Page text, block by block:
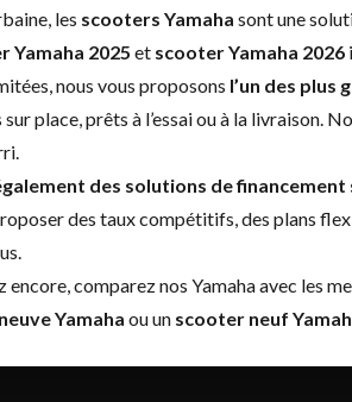
les scooters Yamaha sont une
Yamaha 2025 et scooter Yamaha 2026
nous vous proposons l’un des plus
place, prêts à l’essai ou à la livraison.
des solutions de financement
des taux compétitifs, des plans
encore, comparez nos Yamaha avec les
Yamaha ou un scooter neuf